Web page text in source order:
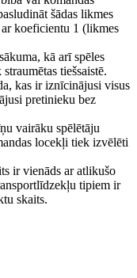
šādas likmes
koeficientu 1 (likmes
kā arī spēles
tiešsaistē.
kas ir iznīcinājusi visus
pretinieku bez
vairāku spēlētāju
locekļi tiek izvēlēti
ir vienāds ar atlikušo
tipiem ir
skaits.